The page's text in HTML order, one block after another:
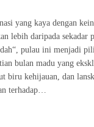
yang kaya dengan
lebih daripada sekadar
pulau ini menjadi
bulan madu yang
biru kehijauan, dan
terhadap…